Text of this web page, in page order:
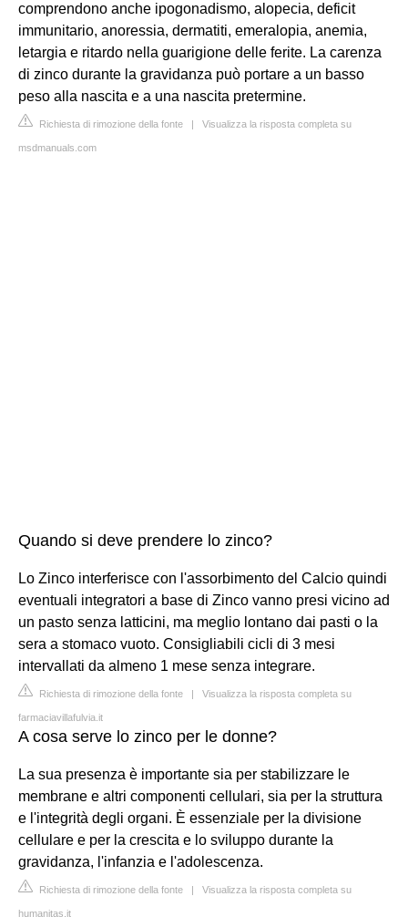
comprendono anche ipogonadismo, alopecia, deficit
immunitario, anoressia, dermatiti, emeralopia, anemia,
letargia e ritardo nella guarigione delle ferite. La carenza
di zinco durante la gravidanza può portare a un basso
peso alla nascita e a una nascita pretermine.
Richiesta di rimozione della fonte | Visualizza la risposta completa su
msdmanuals.com
Quando si deve prendere lo zinco?
Lo Zinco interferisce con l'assorbimento del Calcio quindi
eventuali integratori a base di Zinco vanno presi vicino ad
un pasto senza latticini, ma meglio lontano dai pasti o la
sera a stomaco vuoto. Consigliabili cicli di 3 mesi
intervallati da almeno 1 mese senza integrare.
Richiesta di rimozione della fonte | Visualizza la risposta completa su
farmaciavillafulvia.it
A cosa serve lo zinco per le donne?
La sua presenza è importante sia per stabilizzare le
membrane e altri componenti cellulari, sia per la struttura
e l'integrità degli organi. È essenziale per la divisione
cellulare e per la crescita e lo sviluppo durante la
gravidanza, l'infanzia e l'adolescenza.
Richiesta di rimozione della fonte | Visualizza la risposta completa su
humanitas.it